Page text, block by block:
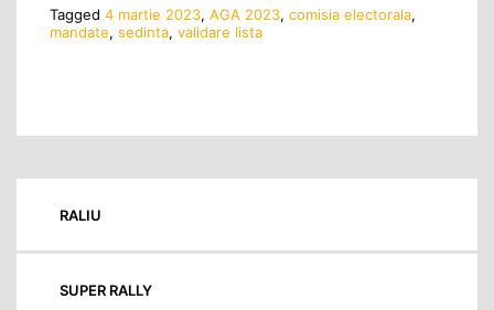
Tagged 4 martie 2023, AGA 2023, comisia electorala,
mandate, sedinta, validare lista
RALIU
SUPER RALLY